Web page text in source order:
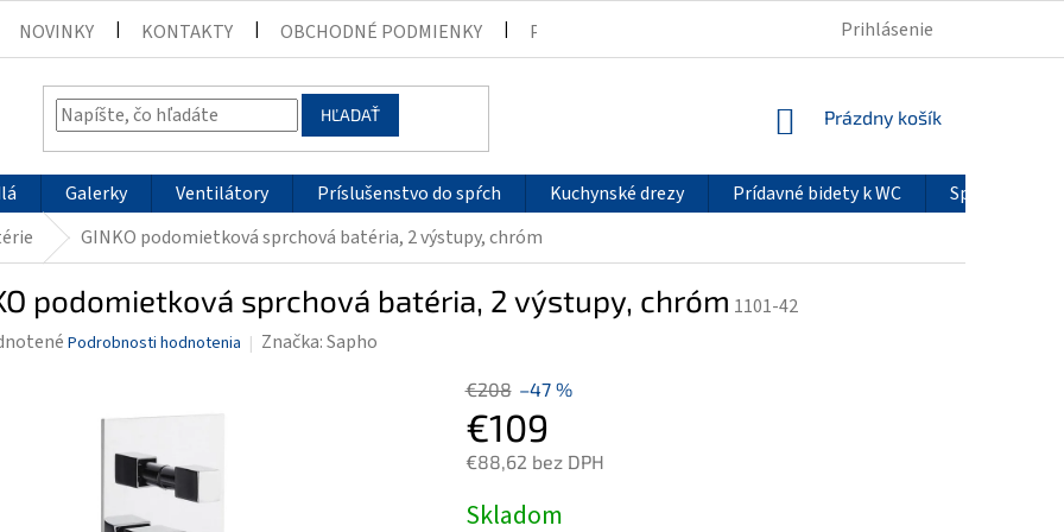
NOVINKY KONTAKTY OBCHODNÉ PODMIENKY PODMIENKY OCHRANY OSOBNÝCH ÚDAJOV REKLAMÁCIE
Prihlásenie
HĽADAŤ
NÁKUPNÝ
Prázdny košík
Galerky Ventilátory Príslušenstvo do spŕch Kuchynské drezy Prídavné bidety k WC
Sprchové
GINKO podomietková sprchová batéria, 2 výstupy, chróm
podomietková sprchová batéria, 2 výstupy, chróm 1101-42
Podrobnosti hodnotenia Značka:Sapho
€208 –47 %
€109
€88,62 bez DPH
cena:
Skladom